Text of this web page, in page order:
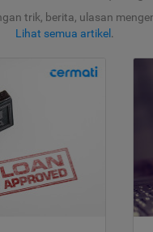
trik, berita, ulasan
Lihat semua artikel .